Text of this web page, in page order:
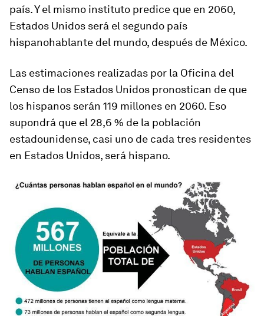
país.Y el mismo instituto predice que en 2060,
Estados Unidos será el segundo país
hispanohablante del mundo, después de México.
Las estimaciones realizadas por la Oficina del
Censo de los Estados Unidos pronostican de que
los hispanos serán 119 millones en 2060. Eso
supondrá que el 28,6 % de la población
estadounidense, casi uno de cada tres residentes
en Estados Unidos, será hispano.